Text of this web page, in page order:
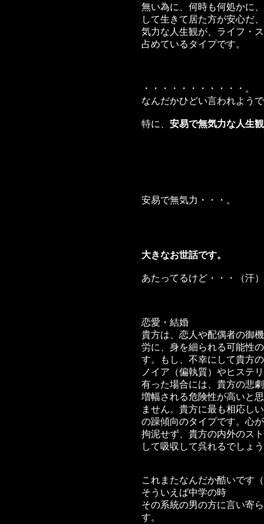
無い為に、何時も何処かに
して生きて居た方が安心だ
気力な人生観が、ライフ・
占めているタイプです。
・・・・・・・・・・・。
なんだかひどい言われよう
特に、 安易で無気力な人生観
安易で無気力・・・。
大きなお世話です。
あたってるけど・・・（汗）
恋愛・結婚
貴方は、恋人や配偶者の御
労に、身を細られる可能性
す。もし、不幸にして貴方
ノイア（偏執質）やヒステ
有った場合には、貴方の悲
増幅される危険性が高いと
ません。貴方に最も相応し
の躁傾向のタイプです。心
拘泥せず、貴方の内外のス
して吸収して呉れるでしょ
これまたなんだか酷いです
そういえば中学の時
その系統の男の方に言い寄
す。